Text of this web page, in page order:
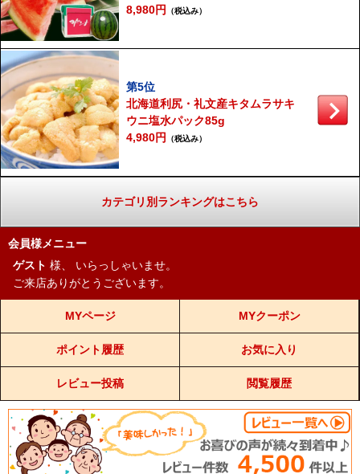
8,980円
（税込み）
第5位
北海道利尻・礼文産キタムラサキ
ウニ塩水パック85g
4,980円
（税込み）
カテゴリ別ランキングはこちら
会員様メニュー
ゲスト 様、
いらっしゃいませ。
ご来店ありがとうございます。
MYページ MYクーポン
ポイント履歴 お気に入り
レビュー投稿 閲覧履歴